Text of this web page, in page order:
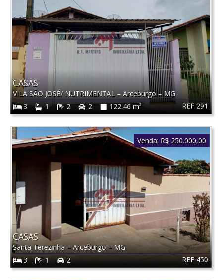
REF 291
CASAS
VILA SÃO JOSÉ/ NUTRIMENTAL–Arceburgo–MG
3
1 2 2 122.46 m²
REF 450
CASAS
Santa Terezinha–Arceburgo–MG
3
1 2
Venda: R$ 250.000,00